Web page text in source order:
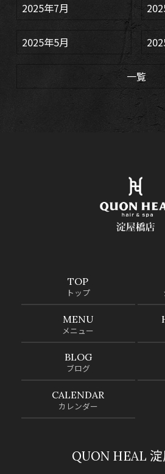
2025年7月
2025年5月
一覧
TOP
トップ
MENU
メニュー
BLOG
ブログ
CALENDAR
カレンダー
QUON HEAL